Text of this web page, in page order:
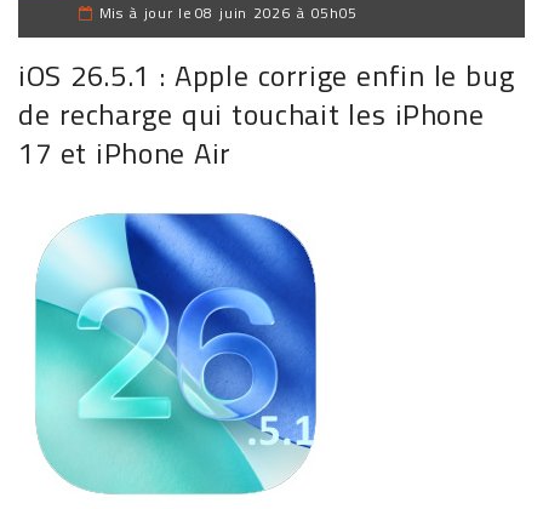
Mis à jour le 08 juin 2026 à 05h05
iOS 26.5.1 : Apple corrige enfin le bug
de recharge qui touchait les iPhone
17 et iPhone Air